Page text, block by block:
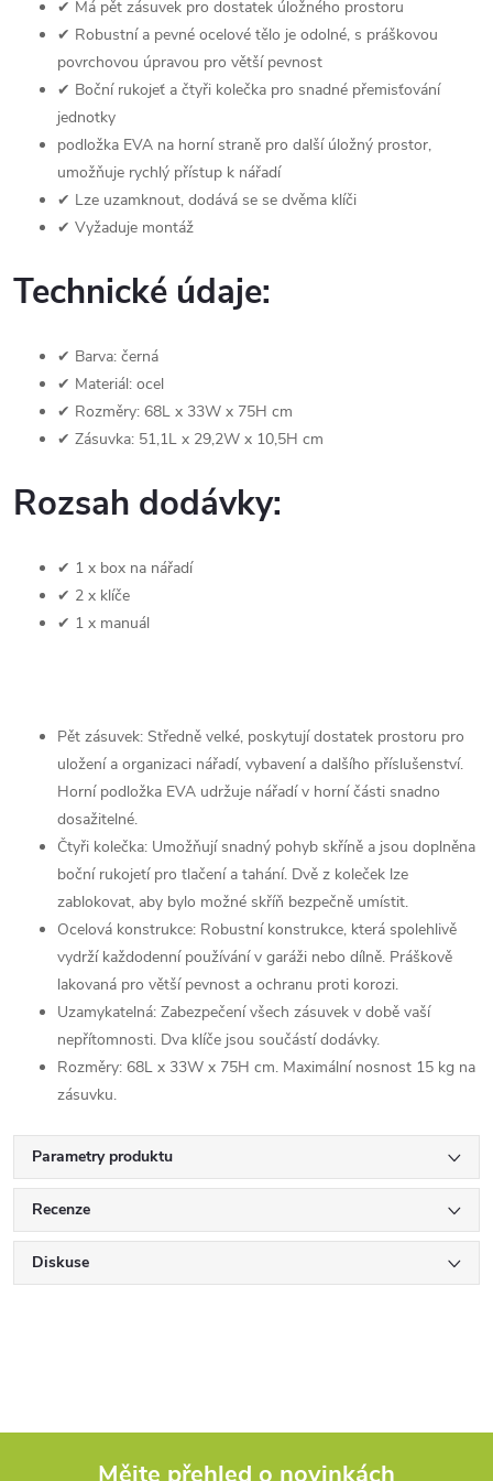
✔ Má pět zásuvek pro dostatek úložného prostoru
✔ Robustní a pevné ocelové tělo je odolné, s práškovou
povrchovou úpravou pro větší pevnost
✔ Boční rukojeť a čtyři kolečka pro snadné přemisťování
jednotky
podložka EVA na horní straně pro další úložný prostor,
umožňuje rychlý přístup k nářadí
✔ Lze uzamknout, dodává se se dvěma klíči
✔ Vyžaduje montáž
Technické údaje:
✔ Barva: černá
✔ Materiál: ocel
✔ Rozměry: 68L x 33W x 75H cm
✔ Zásuvka: 51,1L x 29,2W x 10,5H cm
Rozsah dodávky:
✔ 1 x box na nářadí
✔ 2 x klíče
✔ 1 x manuál
Pět zásuvek: Středně velké, poskytují dostatek prostoru pro
uložení a organizaci nářadí, vybavení a dalšího příslušenství.
Horní podložka EVA udržuje nářadí v horní části snadno
dosažitelné.
Čtyři kolečka: Umožňují snadný pohyb skříně a jsou doplněna
boční rukojetí pro tlačení a tahání. Dvě z koleček lze
zablokovat, aby bylo možné skříň bezpečně umístit.
Ocelová konstrukce: Robustní konstrukce, která spolehlivě
vydrží každodenní používání v garáži nebo dílně. Práškově
lakovaná pro větší pevnost a ochranu proti korozi.
Uzamykatelná: Zabezpečení všech zásuvek v době vaší
nepřítomnosti. Dva klíče jsou součástí dodávky.
Rozměry: 68L x 33W x 75H cm. Maximální nosnost 15 kg na
zásuvku.
Parametry produktu
Recenze
Diskuse
Mějte přehled o novinkách